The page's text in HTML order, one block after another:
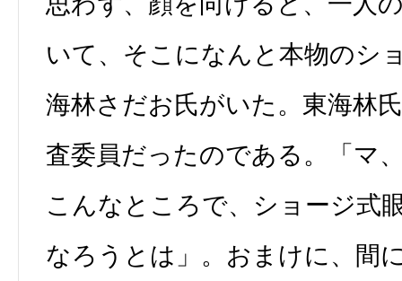
いて、そこになんと本物のシ
海林さだお氏がいた。東海林
査委員だったのである。「マ
こんなところで、ショージ式
なろうとは」。おまけに、間